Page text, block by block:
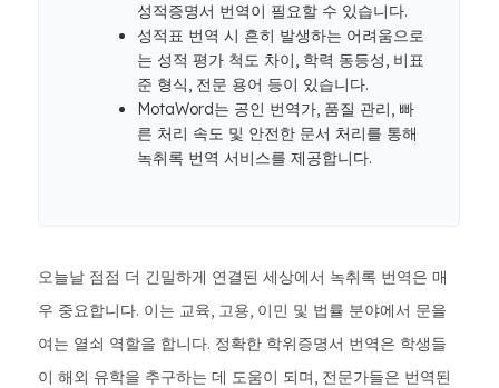
성적증명서 번역이 필요할 수 있습니다.
성적표 번역 시 흔히 발생하는 어려움으로
는 성적 평가 척도 차이, 학력 동등성, 비표
준 형식, 전문 용어 등이 있습니다.
MotaWord는 공인 번역가, 품질 관리, 빠
른 처리 속도 및 안전한 문서 처리를 통해
녹취록 번역 서비스를 제공합니다.
오늘날 점점 더 긴밀하게 연결된 세상에서 녹취록 번역은 매
우 중요합니다. 이는 교육, 고용, 이민 및 법률 분야에서 문을
여는 열쇠 역할을 합니다. 정확한 학위증명서 번역은 학생들
이 해외 유학을 추구하는 데 도움이 되며, 전문가들은 번역된